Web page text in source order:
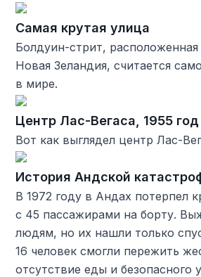
Самая крутая улица
Болдуин-стрит,
Новая Зеландия, считается
в мире.
Центр Лас-Вегаса, 1955 год
Вот как выглядел центр Лас-
История Андской
В 1972 году в Андах потерпел
с 45 пассажирами на борту.
людям, но их нашли только
16 человек смогли пережить
отсутствие еды и безопасного